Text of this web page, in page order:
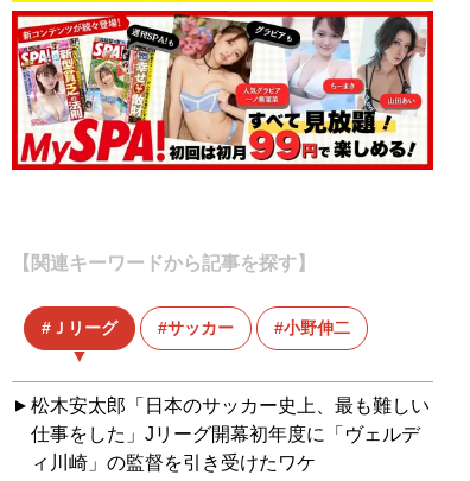
【関連キーワードから記事を探す】
Ｊリーグ サッカー 小野伸二
松木安太郎「日本のサッカー史上、最も難しい
仕事をした」Jリーグ開幕初年度に「ヴェルデ
ィ川崎」の監督を引き受けたワケ